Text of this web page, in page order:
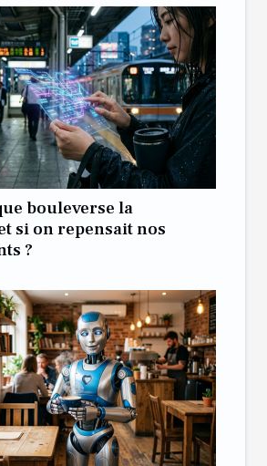
bouleverse la
si on repensait nos
?